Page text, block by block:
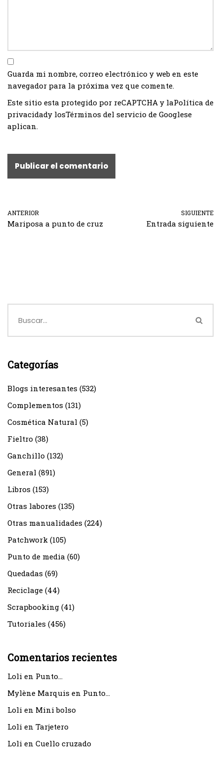
Guarda mi nombre, correo electrónico y web en este
navegador para la próxima vez que comente.
Este sitio esta protegido por reCAPTCHA y laPolítica de
privacidady losTérminos del servicio de Googlese
aplican.
ANTERIOR
Mariposa a punto de cruz
SIGUIENTE
Entrada siguiente
Categorías
Blogs interesantes (532)
Complementos (131)
Cosmética Natural (5)
Fieltro (38)
Ganchillo (132)
General (891)
Libros (153)
Otras labores (135)
Otras manualidades (224)
Patchwork (105)
Punto de media (60)
Quedadas (69)
Reciclage (44)
Scrapbooking (41)
Tutoriales (456)
Comentarios recientes
Loli en Punto…
Mylène Marquis en Punto…
Loli en Mini bolso
Loli en Tarjetero
Loli en Cuello cruzado